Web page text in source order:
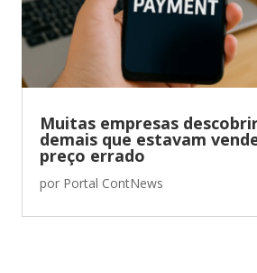
Muitas empresas
demais que estavam
preço errado
por Portal ContNews